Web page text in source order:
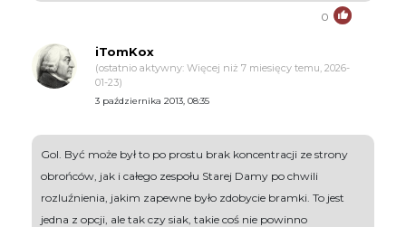
0
iTomKox
(ostatnio aktywny: Więcej niż 7 miesięcy temu, 2026-
01-23)
3 października 2013, 08:35
Gol. Być może był to po prostu brak koncentracji ze strony
obrońców, jak i całego zespołu Starej Damy po chwili
rozluźnienia, jakim zapewne było zdobycie bramki. To jest
jedna z opcji, ale tak czy siak, takie coś nie powinno